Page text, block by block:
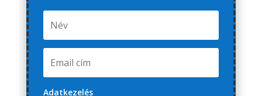
Adatkezelés